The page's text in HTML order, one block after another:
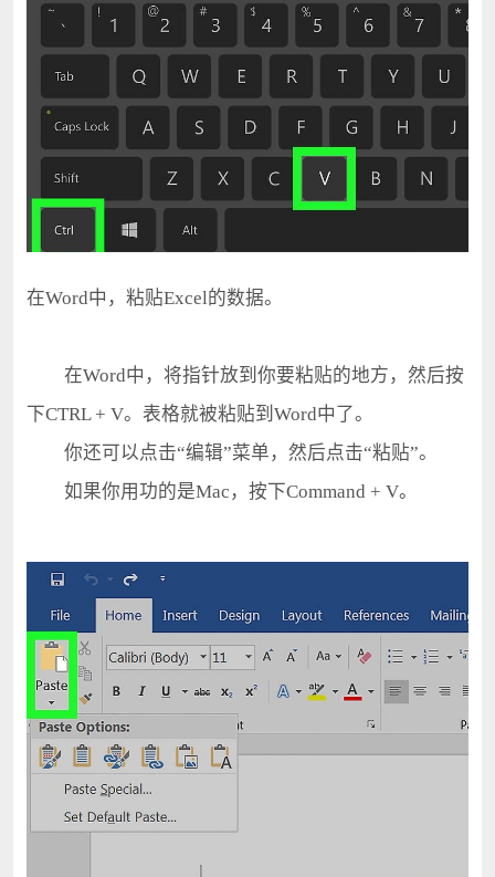
在Word中，粘贴Excel的数据。
在Word中，将指针放到你要粘贴的地方，然后按
下CTRL + V。表格就被粘贴到Word中了。
你还可以点击“编辑”菜单，然后点击“粘贴”。
如果你用功的是Mac，按下Command + V。